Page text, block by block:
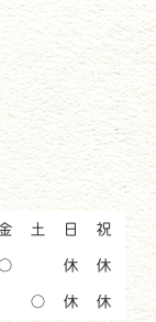
土 日 祝
休 休
○ 休 休